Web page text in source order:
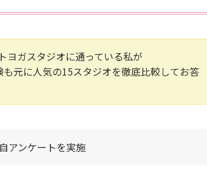
ヨガスタジオに通っている私が
元に人気の15スタジオを徹底比較してお答
アンケートを実施